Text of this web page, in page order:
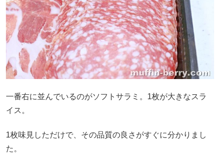
一番右に並んでいるのがソフトサラミ。1枚が大きなスラ
イス。
1枚味見しただけで、その品質の良さがすぐに分かりまし
た。